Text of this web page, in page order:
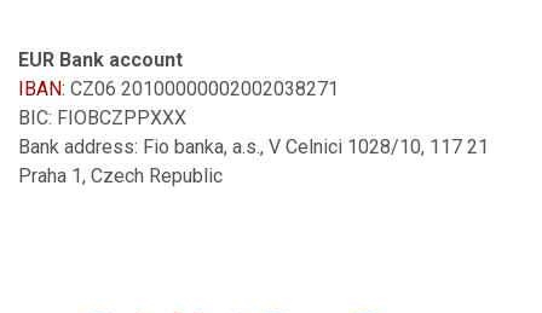
EUR Bank account
IBAN: CZ06 20100000002002038271
BIC: FIOBCZPPXXX
Bank address: Fio banka, a.s., V Celnici 1028/10, 117 21
Praha 1, Czech Republic